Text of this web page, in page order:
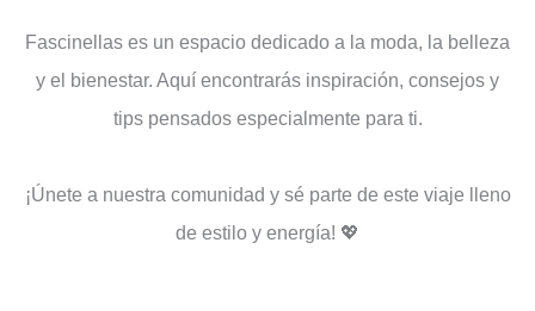
Fascinellas es un espacio dedicado a la moda, la belleza
y el bienestar. Aquí encontrarás inspiración, consejos y
tips pensados ​​especialmente para ti.
¡Únete a nuestra comunidad y sé parte de este viaje lleno
de estilo y energía! 💖